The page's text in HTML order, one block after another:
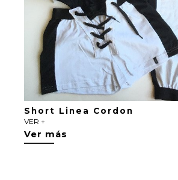
Short Linea Cordon
VER +
Ver más